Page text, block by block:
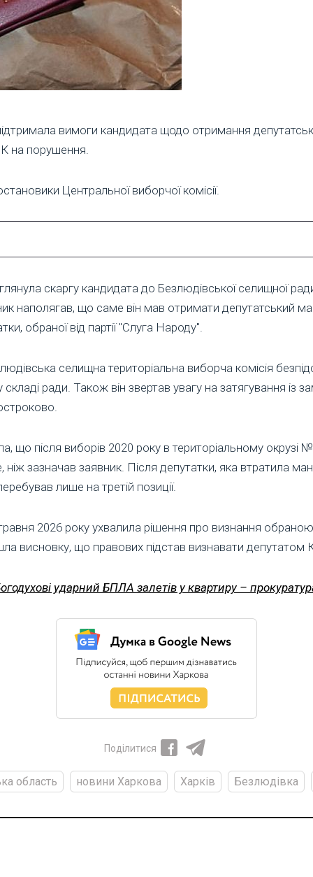
вимоги кандидата щодо отримання
на порушення.
Центральної виборчої комісії.
скаргу кандидата до Безлюдівської селищної
наполягав, що саме він мав отримати депутатський
обраної від партії "Слуга Народу".
селищна територіальна виборча комісія
ради. Також він звертав увагу на затягування із
що після виборів 2020 року в територіальному окрузі
зазначав заявник. Після депутатки, яка втратила
лише на третій позиції.
2026 року ухвалила рішення про визнання
висновку, що правових підстав визнавати депутатом
ударний БПЛА залетів у квартиру –
Поділитися
область новини Харкова Харків Безлюдівка